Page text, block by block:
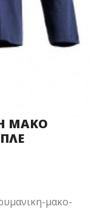
ΜΑΚΟ
μακο-